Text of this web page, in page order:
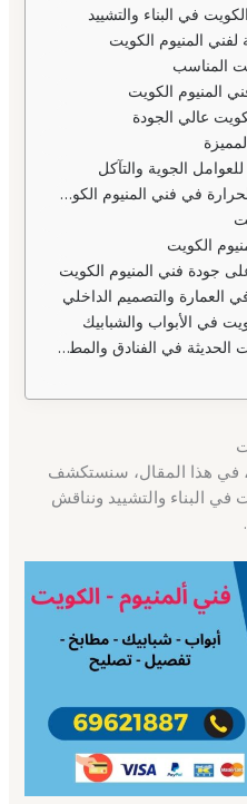
في البناء والتشييد
لفني المنيوم الكويت
المناسب
المنيوم الكويت
عالي الجودة
الجوية والتآكل
في فني المنيوم الكويت
الكويت
جودة فني المنيوم الكويت
العمارة والتصميم الداخلي
في الأبواب والشبابيك
في الفنادق والمطاعم
في هذا المقال، سنستكشف
في البناء والتشييد ونناقش